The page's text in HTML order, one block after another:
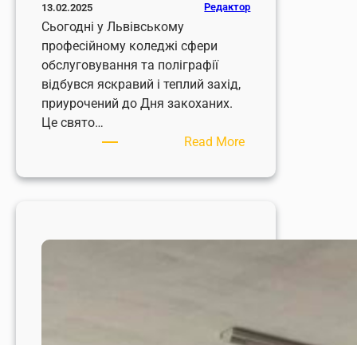
13.02.2025 Редактор
Сьогодні у Львівському
професійному коледжі сфери
обслуговування та поліграфії
відбувся яскравий і теплий захід,
приурочений до Дня закоханих.
Це свято…
Read More:
до